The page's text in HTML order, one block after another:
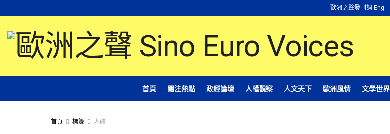
歐洲之聲發刊詞 Eng
首頁 關注熱點 政經論壇 人權觀察 人文天下 歐洲風情 文學世界
首頁 標籤 人礦